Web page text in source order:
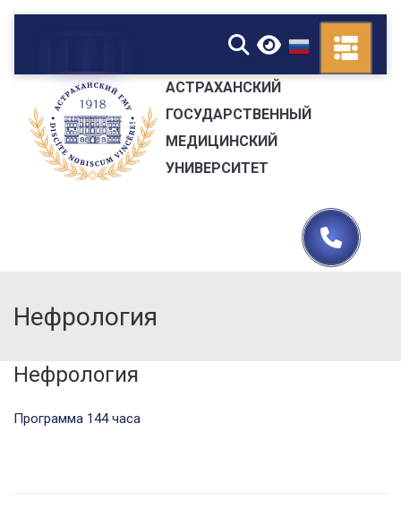
▼
АСТРАХАНСКИЙ
ГОСУДАРСТВЕННЫЙ
МЕДИЦИНСКИЙ
УНИВЕРСИТЕТ
Нефрология
Нефрология
Программа 144 часа